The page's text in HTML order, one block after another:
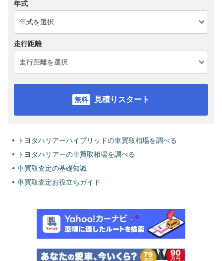
年式
走行距離
見積りスタート
トヨタハリアーハイブリッドの車買取相場を調べる
トヨタハリアーの車買取相場を調べる
車買取査定の基礎知識
車買取査定お役立ちガイド